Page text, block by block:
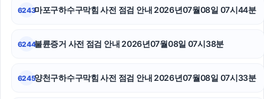
의정부형사변호사
인스타 좋아요 늘리기
6243마포구하수구막힘 사전 점검 안내 2026년07월08일 07시44분
6244불륜증거 사전 점검 안내 2026년07월08일 07시38분
6245양천구하수구막힘 사전 점검 안내 2026년07월08일 07시33분